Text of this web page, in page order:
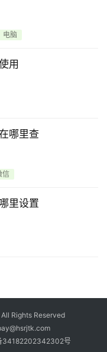
电脑
用
哪里查
信
里设置
Rights Reserved
34182202342302号